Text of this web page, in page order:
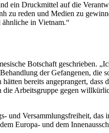
ein Druckmittel auf die
zu reden und Medien zu
ähnliche in Vietnam.“
Botschaft geschrieben.
der Gefangenen, die
bereits angeprangert, dass
die Arbeitsgruppe gegen
und Versammlungsfreiheit, das
Europa- und dem